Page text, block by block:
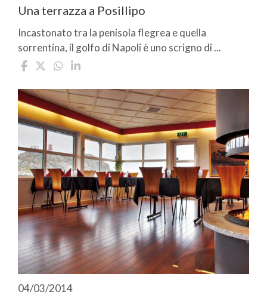
Una terrazza a Posillipo
Incastonato tra la penisola flegrea e quella
sorrentina, il golfo di Napoli è uno scrigno di ...
04/03/2014